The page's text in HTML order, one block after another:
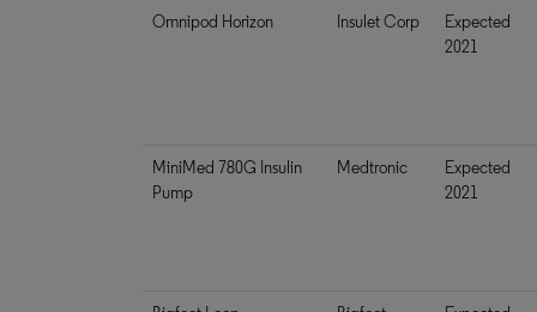
Omnipod Horizon Insulet Corp
Expected
2021
MiniMed 780G Insulin
Pump
Medtronic
Expected
2021